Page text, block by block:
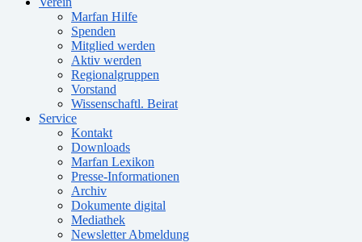
Marfan Hilfe
Spenden
Mitglied werden
Aktiv werden
Regionalgruppen
Vorstand
Wissenschaftl. Beirat
Service
Kontakt
Downloads
Marfan Lexikon
Presse-Informationen
Archiv
Dokumente digital
Mediathek
Newsletter Abmeldung